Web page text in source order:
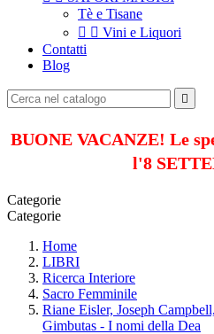
Tè e Tisane
  Vini e Liquori
Contatti
Blog

BUONE VACANZE! Le
l'8
Categorie
Categorie
Home
LIBRI
Ricerca Interiore
Sacro Femminile
Riane Eisler, Joseph
Gimbutas - I nomi della Dea